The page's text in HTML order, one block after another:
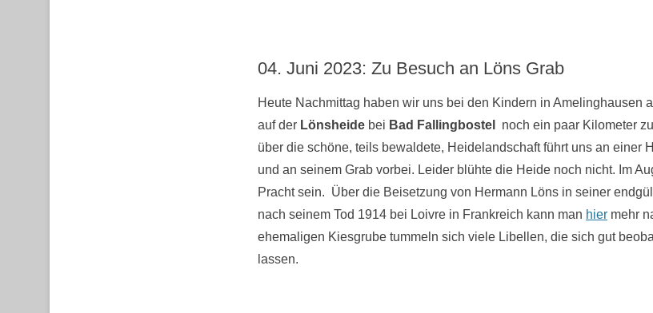
04. Juni 2023: Zu Besuch an Löns Grab
Heute Nachmittag haben wir uns bei den Kindern in Amelinghausen
auf der Lönsheide bei Bad Fallingbostel
noch ein paar Kilometer
über die schöne, teils bewaldete, Heidelandschaft führt uns an einer
und an seinem Grab vorbei. Leider blühte die Heide noch nicht. Im
Pracht sein. Über die Beisetzung von Hermann Löns in seiner
nach seinem Tod 1914 bei Loivre in Frankreich kann man hier mehr
ehemaligen Kiesgrube tummeln sich viele Libellen, die sich gut
lassen.